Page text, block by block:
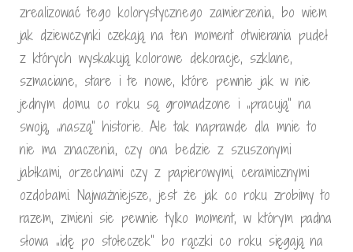
zrealizować tego kolorystycznego zamierzenia, bo wiem
jak dziewczynki czekają na ten moment otwierania pudeł
z których wyskakują kolorowe dekoracje, szklane,
szmaciane, stare i te nowe, które pewnie jak w nie
jednym domu co roku są gromadzone i „pracują” na
swoją, „naszą” historie. Ale tak naprawde dla mnie to
nie ma znaczenia, czy ona bedzie z szuszonymi
jabłkami, orzechami czy z papierowymi, ceramicznymi
ozdobami. Najważniejsze, jest że jak co roku zrobimy to
razem, zmieni sie pewnie tylko moment, w którym padna
słowa „idę po stołeczek” bo rączki co roku sięgają na